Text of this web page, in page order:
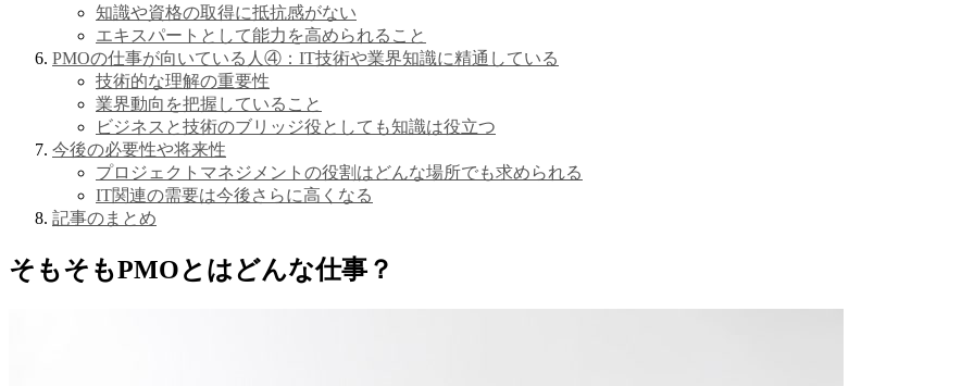
知識や資格の取得に抵抗感がない
エキスパートとして能力を高められること
PMOの仕事が向いている人④：IT技術や業界知識に精通している
技術的な理解の重要性
業界動向を把握していること
ビジネスと技術のブリッジ役としても知識は役立つ
今後の必要性や将来性
プロジェクトマネジメントの役割はどんな場所でも求められる
IT関連の需要は今後さらに高くなる
記事のまとめ
そもそもPMOとはどんな仕事？